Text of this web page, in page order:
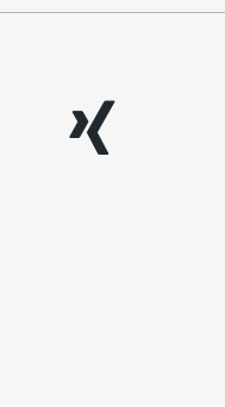
xing